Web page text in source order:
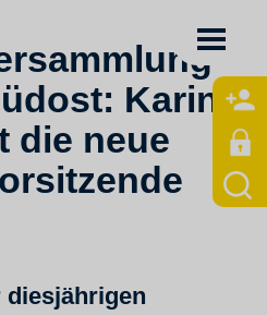
Karina
die neue
diesjährigen